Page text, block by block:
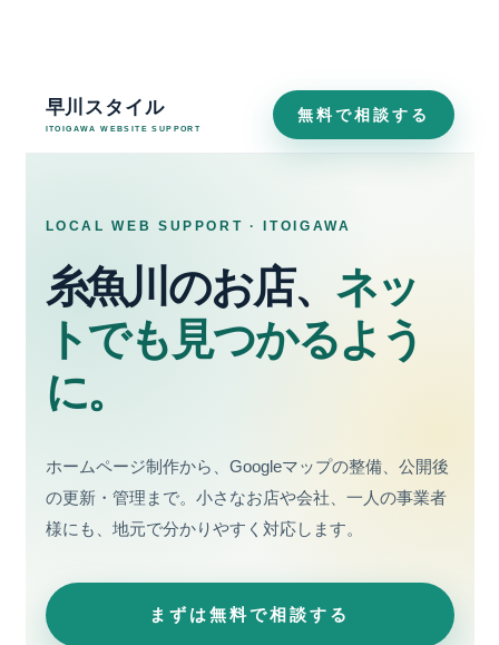
早川スタイル
ITOIGAWA WEBSITE SUPPORT
無料で相談する
LOCAL WEB SUPPORT · ITOIGAWA
糸魚川のお店、 ネッ
トでも見つかるよう
に。
ホームページ制作から、Googleマップの整備、公開後
の更新・管理まで。小さなお店や会社、一人の事業者
様にも、地元で分かりやすく対応します。
まずは無料で相談する